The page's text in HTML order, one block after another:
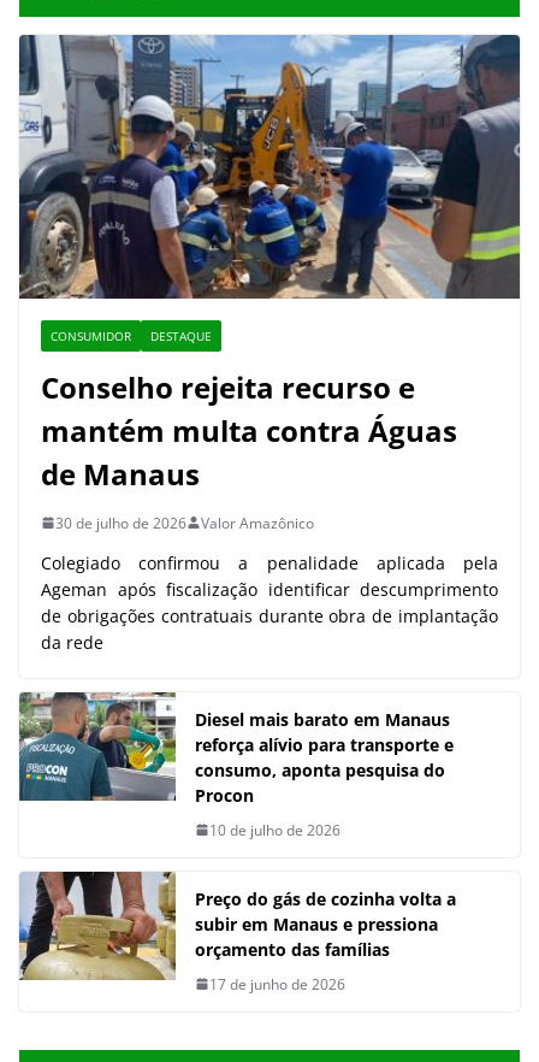
CONSUMIDOR DESTAQUE
Conselho rejeita recurso e
mantém multa contra Águas
de Manaus
30 de julho de 2026 Valor Amazônico
Colegiado confirmou a penalidade aplicada pela
Ageman após fiscalização identificar descumprimento
de obrigações contratuais durante obra de implantação
da rede
Diesel mais barato em Manaus
reforça alívio para transporte e
consumo, aponta pesquisa do
Procon
10 de julho de 2026
Preço do gás de cozinha volta a
subir em Manaus e pressiona
orçamento das famílias
17 de junho de 2026